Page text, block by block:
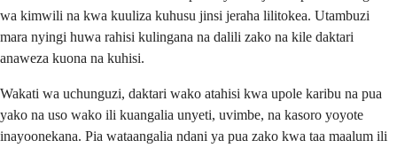
wa kimwili na kwa kuuliza kuhusu jinsi jeraha lilitokea. Utambuzi
mara nyingi huwa rahisi kulingana na dalili zako na kile daktari
anaweza kuona na kuhisi.
Wakati wa uchunguzi, daktari wako atahisi kwa upole karibu na pua
yako na uso wako ili kuangalia unyeti, uvimbe, na kasoro yoyote
inayoonekana. Pia wataangalia ndani ya pua zako kwa taa maalum ili